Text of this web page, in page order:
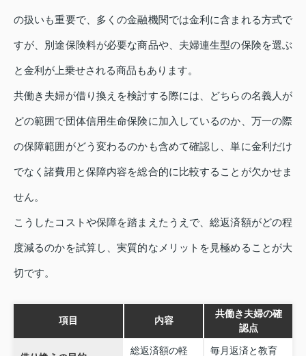
の扱いも重要で、多くの金融機関では金利に含まれる方式で
すが、別途保険料が必要な商品や、夫婦連生型の保険を選ぶ
と金利が上乗せされる商品もあります。
共働き夫婦が借り換えを検討する際には、どちらの名義人が
どの範囲で団体信用生命保険に加入しているのか、万一の際
の保障範囲がどう変わるのかも含めて確認し、単に金利だけ
でなく諸費用と保障内容を総合的に比較することが欠かせま
せん。
こうしたコストや保障を踏まえたうえで、総返済額がどの程
度減るのかを試算し、実質的なメリットを見極めることが大
切です。
項目 内容
共働き夫婦の確
認点
総返済額の軽
毎月返済と教育